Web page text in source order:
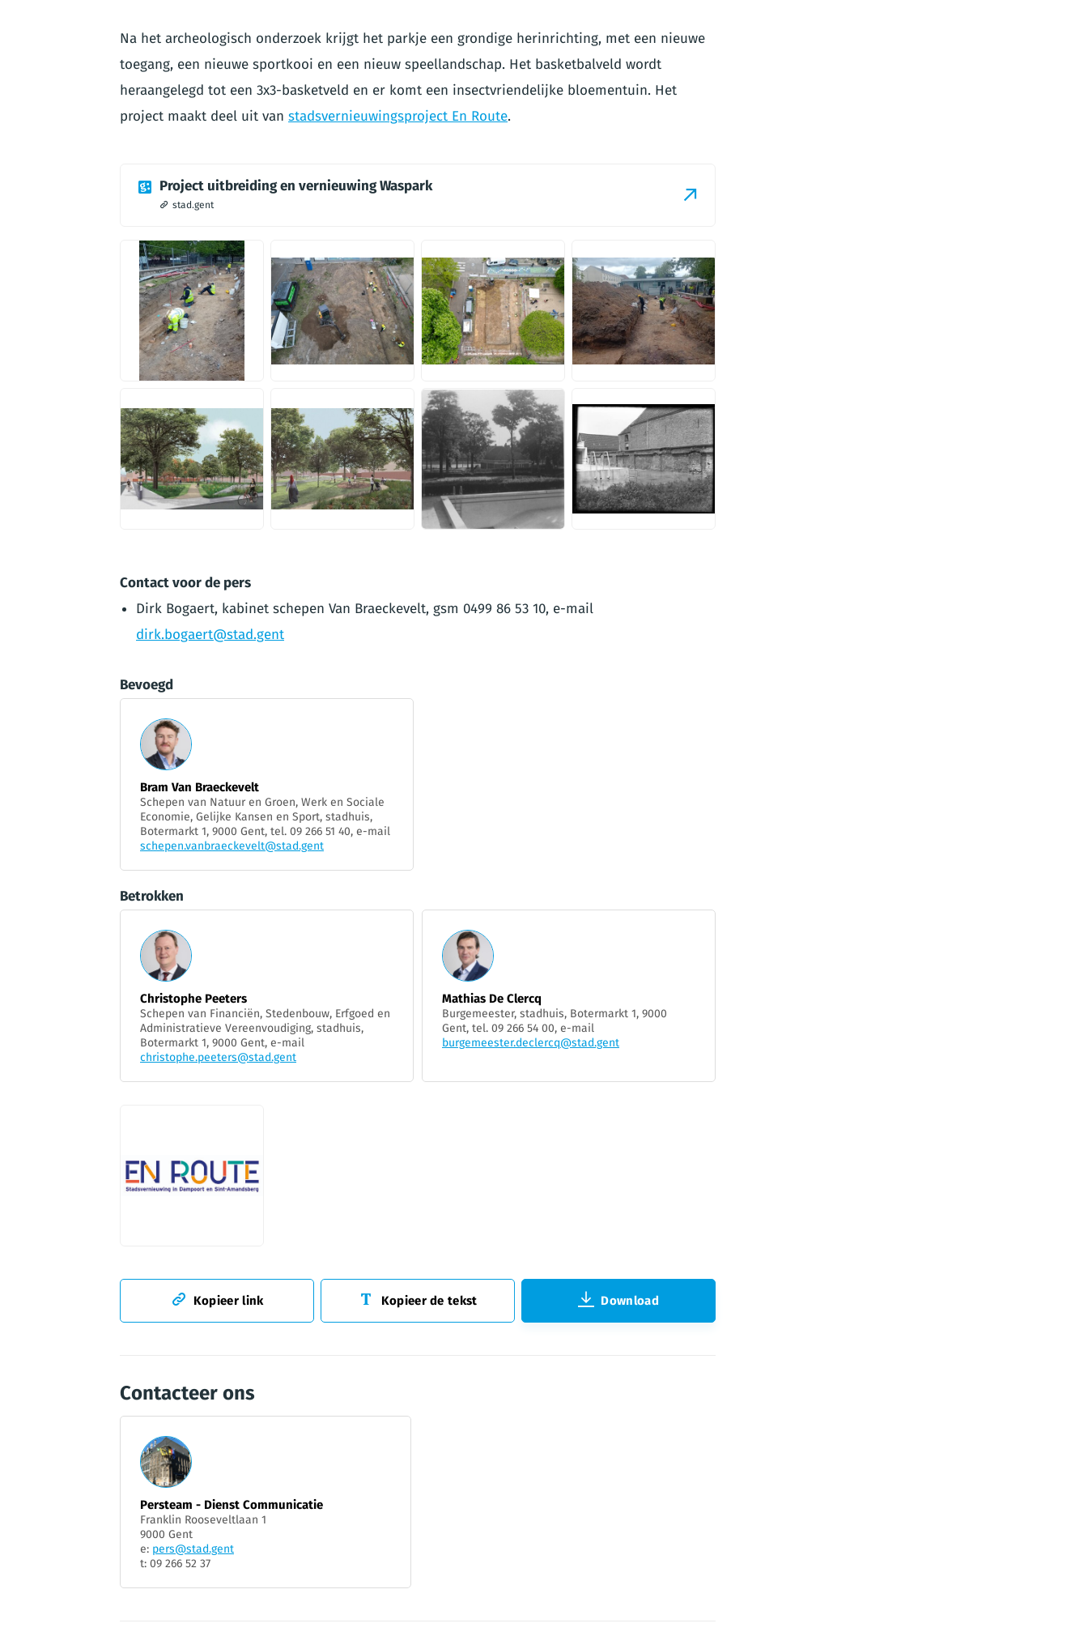
Na het archeologisch onderzoek krijgt het parkje een grondige herinrichting, met een nieuwe
toegang, een nieuwe sportkooi en een nieuw speellandschap. Het basketbalveld wordt
heraangelegd tot een 3x3-basketveld en er komt een insectvriendelijke bloementuin. Het
project maakt deel uit van stadsvernieuwingsproject En Route.
Project uitbreiding en vernieuwing Waspark
stad.gent
JPG JPG JPG JPG
JPG JPG JPG JPG
Contact voor de pers
Dirk Bogaert, kabinet schepen Van Braeckevelt, gsm 0499 86 53 10, e-mail
dirk.bogaert@stad.gent
Bevoegd
Bram Van Braeckevelt
Schepen van Natuur en Groen, Werk en Sociale
Economie, Gelijke Kansen en Sport, stadhuis,
Botermarkt 1, 9000 Gent, tel. 09 266 51 40, e-mail
schepen.vanbraeckevelt@stad.gent
Betrokken
Christophe Peeters
Schepen van Financiën, Stedenbouw, Erfgoed en
Administratieve Vereenvoudiging, stadhuis,
Botermarkt 1, 9000 Gent, e-mail
christophe.peeters@stad.gent
Mathias De Clercq
Burgemeester, stadhuis, Botermarkt 1, 9000
Gent, tel. 09 266 54 00, e-mail
burgemeester.declercq@stad.gent
Kopieer link Kopieer de tekst Download
Contacteer ons
Persteam - Dienst Communicatie
Franklin Rooseveltlaan 1
9000 Gent
e: pers@stad.gent
t: 09 266 52 37